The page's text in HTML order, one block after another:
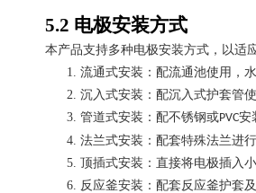
5.2 电极安装方式
本产品支持多种电极安装方式，以适
1. 流通式安装：配流通池使用，
2. 沉入式安装：配沉入式护套管
3. 管道式安装：配不锈钢或PVC安
4. 法兰式安装：配套特殊法兰进行
5. 顶插式安装：直接将电极插入小
6. 反应釜安装：配套反应釜护套及